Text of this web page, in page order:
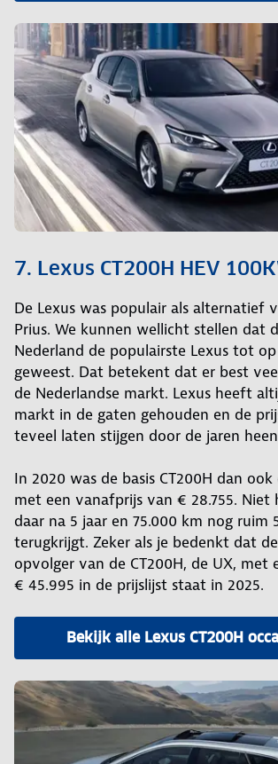
7. Lexus CT200H HEV
De Lexus was populair als alternatief
Prius. We kunnen wellicht stellen dat
Nederland de populairste Lexus tot
geweest. Dat betekent dat er best
de Nederlandse markt. Lexus heeft
markt in de gaten gehouden en de
teveel laten stijgen door de jaren
In 2020 was de basis CT200H dan
met een vanafprijs van € 28.755. Niet
daar na 5 jaar en 75.000 km nog ruim
terugkrijgt. Zeker als je bedenkt dat
opvolger van de CT200H, de UX, met
€ 45.995 in de prijslijst staat in 2025.
Bekijk alle Lexus CT200H